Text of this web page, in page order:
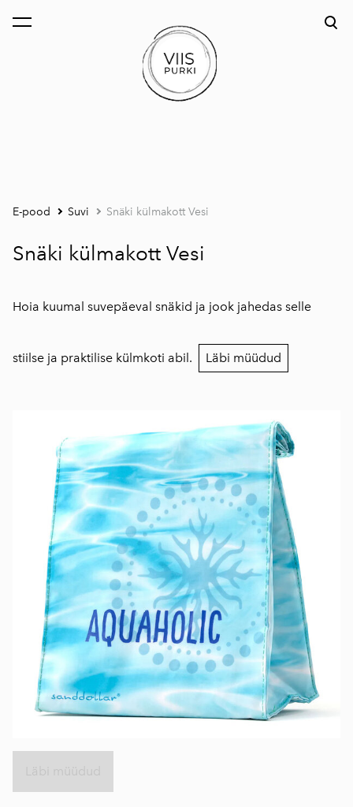
lisati ostukorvi. Vaata ostukorvi
E-pood Suvi Snäki külmakott Vesi
Snäki külmakott Vesi
Hoia kuumal suvepäeval snäkid ja jook jahedas selle
stiilse ja praktilise külmkoti abil. Läbi müüdud